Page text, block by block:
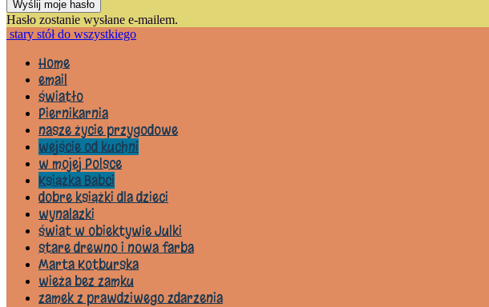
Hasło zostanie wysłane e-mailem.
stary stół do wszystkiego
Home
email
światło
Piernikarnia
nasze życie przygodowe
wejście od kuchni
w mojej Polsce
Książka Babci
dobre książki dla dzieci
wynalazki
świat w obiektywie Julki
stare drewno i nowa farba
Marta Kotburska
wieża bez zamku
zamek z prawdziwego zdarzenia